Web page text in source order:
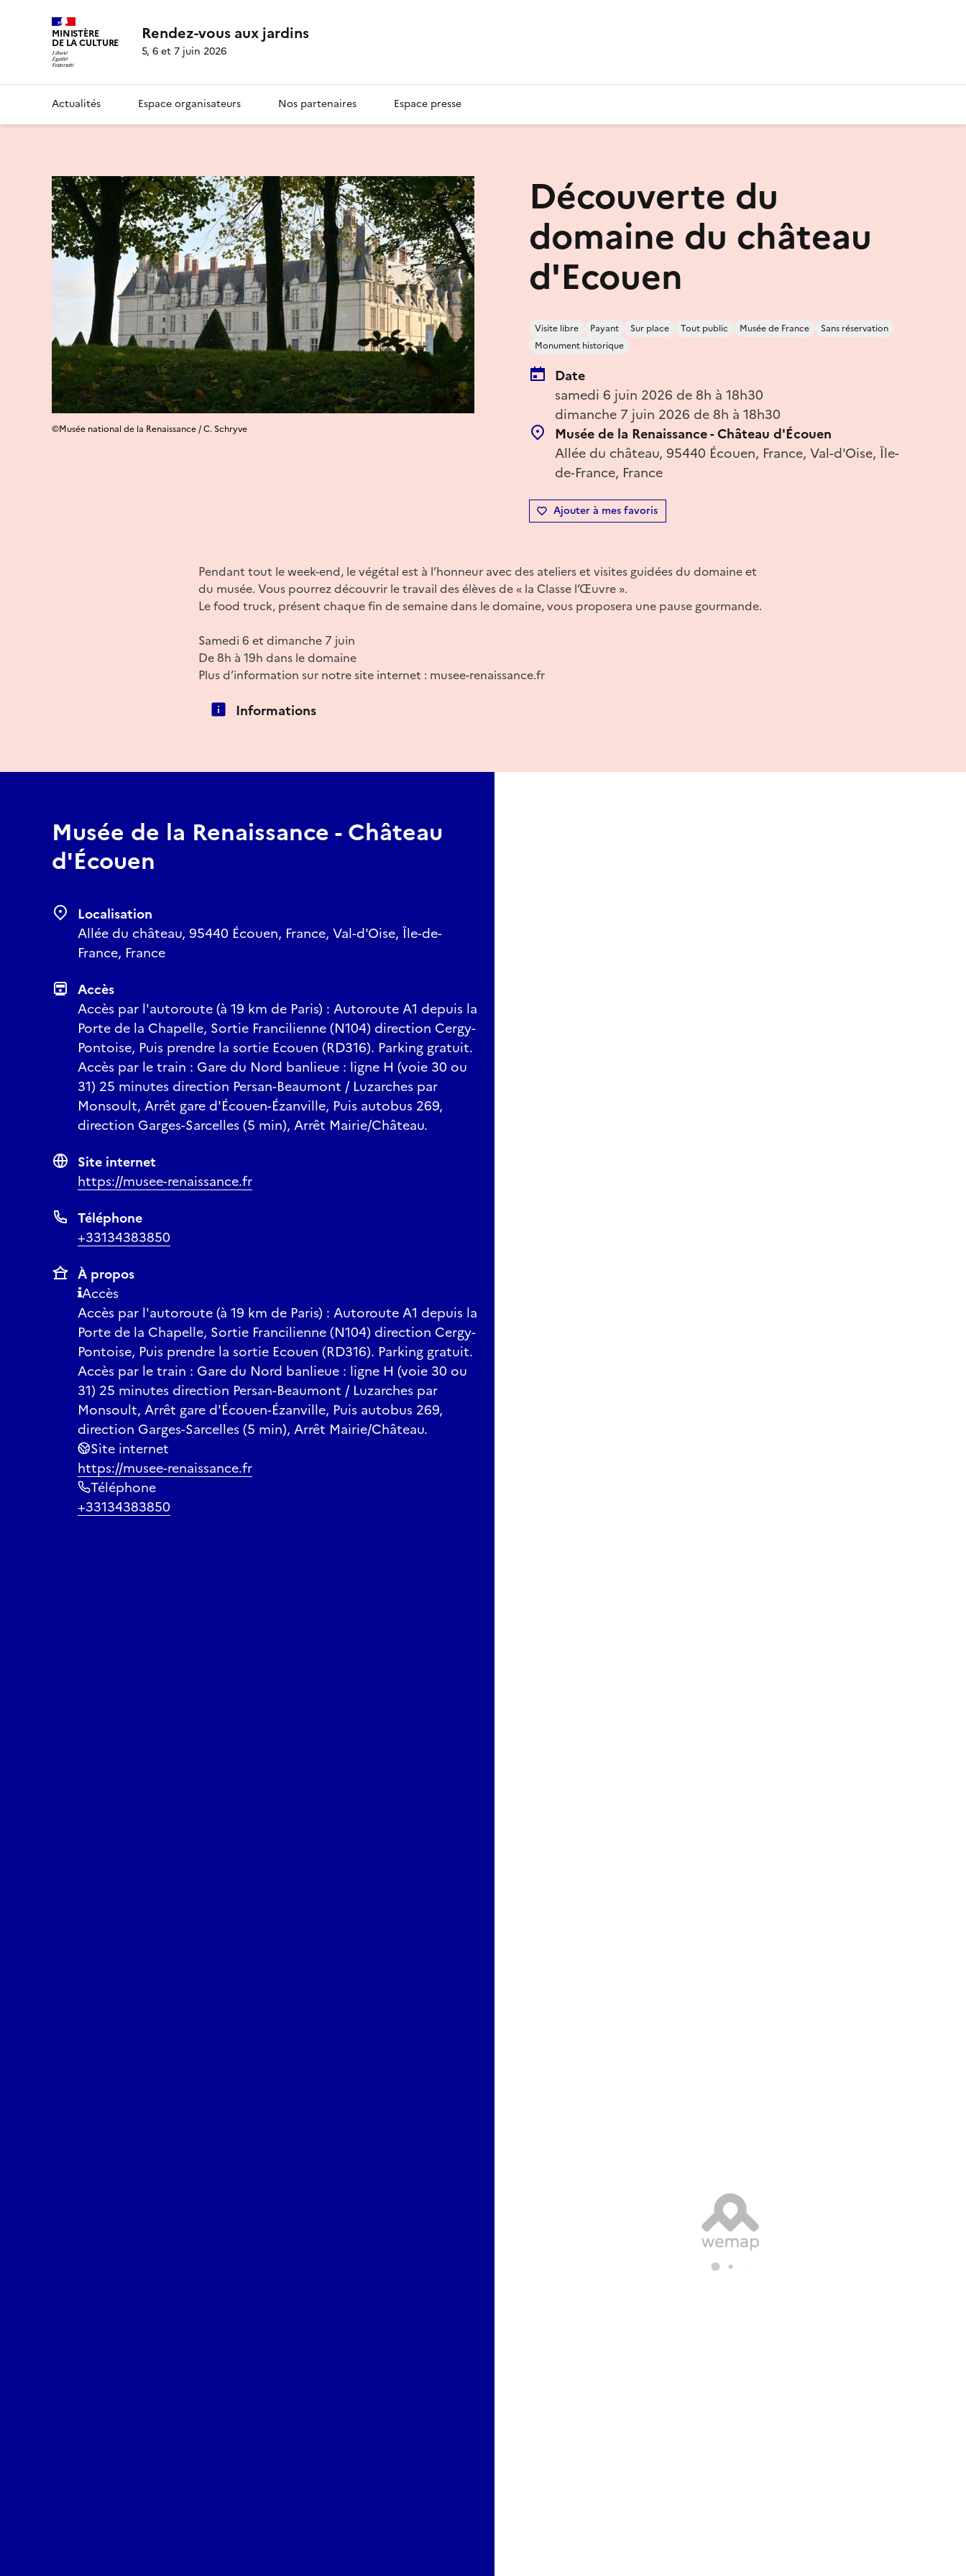
MINISTÈRE
DE LA CULTURE Rendez-vous aux jardins
5, 6 et 7 juin 2026
Actualités Espace organisateurs Nos partenaires Espace presse
Découverte du
domaine du château
d'Ecouen
Visite libre Payant Sur place Tout public Musée de France
Sans réservation
Monument historique
Date
samedi 6 juin 2026 de 8h à 18h30
dimanche 7 juin 2026 de 8h à 18h30
Musée de la Renaissance - Château d'Écouen
Allée du château, 95440 Écouen, France, Val-d'Oise, Île-
de-France, France
Ajouter à mes favoris
©Musée national de la Renaissance / C. Schryve
Pendant tout le week-end, le végétal est à l’honneur avec des ateliers et visites guidées du domaine et
du musée. Vous pourrez découvrir le travail des élèves de « la Classe l’Œuvre ».
Le food truck, présent chaque fin de semaine dans le domaine, vous proposera une pause gourmande.
Samedi 6 et dimanche 7 juin
De 8h à 19h dans le domaine
Plus d’information sur notre site internet : musee-renaissance.fr
Informations
Musée de la Renaissance - Château
d'Écouen
Localisation
Allée du château, 95440 Écouen, France, Val-d'Oise, Île-de-
France, France
Accès
Accès par l'autoroute (à 19 km de Paris) : Autoroute A1 depuis la
Porte de la Chapelle, Sortie Francilienne (N104) direction Cergy-
Pontoise, Puis prendre la sortie Ecouen (RD316). Parking gratuit.
Accès par le train : Gare du Nord banlieue : ligne H (voie 30 ou
31) 25 minutes direction Persan-Beaumont / Luzarches par
Monsoult, Arrêt gare d'Écouen-Ézanville, Puis autobus 269,
direction Garges-Sarcelles (5 min), Arrêt Mairie/Château.
Site internet
https://musee-renaissance.fr
Téléphone
+33134383850
À propos
Accès
Accès par l'autoroute (à 19 km de Paris) : Autoroute A1 depuis la
Porte de la Chapelle, Sortie Francilienne (N104) direction Cergy-
Pontoise, Puis prendre la sortie Ecouen (RD316). Parking gratuit.
Accès par le train : Gare du Nord banlieue : ligne H (voie 30 ou
31) 25 minutes direction Persan-Beaumont / Luzarches par
Monsoult, Arrêt gare d'Écouen-Ézanville, Puis autobus 269,
direction Garges-Sarcelles (5 min), Arrêt Mairie/Château.
Site internet
https://musee-renaissance.fr
Téléphone
+33134383850